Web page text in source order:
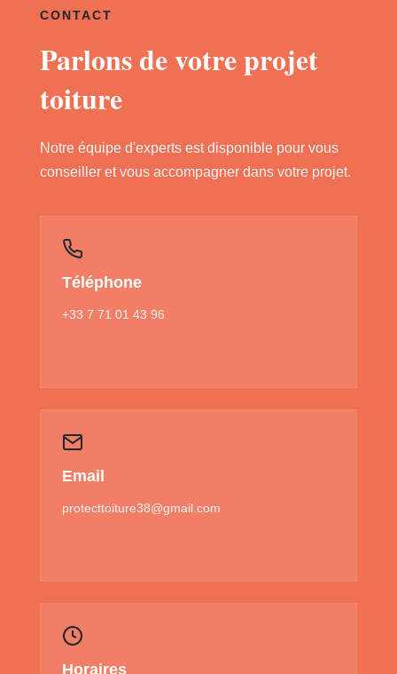
CONTACT
Parlons de votre projet
toiture
Notre équipe d'experts est disponible pour vous
conseiller et vous accompagner dans votre projet.
Téléphone
+33 7 71 01 43 96
Email
protecttoiture38@gmail.com
Horaires